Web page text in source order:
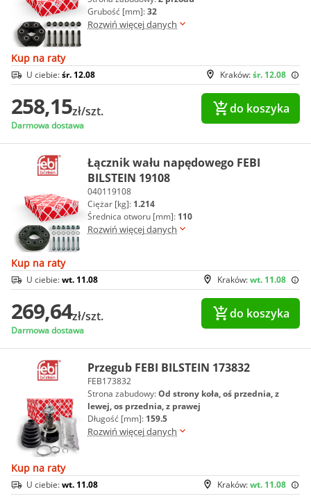
Grubość [mm]:32
Rozwiń więcej danych
Kup na raty
Kraków:śr. 12.08
U ciebie:śr. 12.08
258,15zł/szt.
Darmowa dostawa
do koszyka
Łącznik wału napędowego FEBI
BILSTEIN 19108
040119108
Ciężar [kg]: 1.214
Średnica otworu [mm]: 110
Rozwiń więcej danych
Kup na raty
Kraków:wt. 11.08
U ciebie:wt. 11.08
269,64zł/szt.
Darmowa dostawa
do koszyka
Przegub FEBI BILSTEIN 173832
FEB173832
Strona zabudowy:Od strony koła, oś przednia, z
lewej, os przednia, z prawej
Długość [mm]: 159.5
Rozwiń więcej danych
Kup na raty
Kraków:wt. 11.08
U ciebie:wt. 11.08